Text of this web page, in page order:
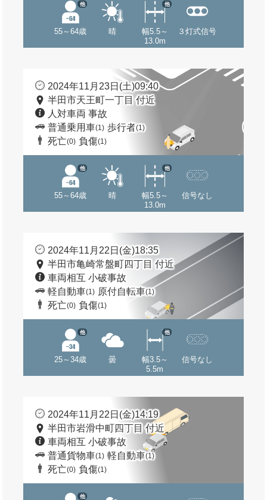
55～64歳
他
晴
幅5.5～
13.0m
他
３灯式信号
2024年11月23日(土)09:40
半田市天王町一丁目 付近
人対車両 事故
普通乗用車(1) 歩行者(1)
死亡(0) 負傷(1)
55～64歳
他
晴
幅5.5～
13.0m
他
信号なし
2024年11月22日(金)18:35
半田市亀崎常盤町四丁目 付近
車両相互 小破事故
軽自動車(1) 原付自転車(1)
死亡(0) 負傷(1)
25～34歳
他
曇
幅3.5～
5.5m
他
信号なし
2024年11月22日(金)14:19
半田市岩滑中町四丁目 付近
車両相互 小破事故
普通貨物車(1) 軽自動車(1)
死亡(0) 負傷(1)
他